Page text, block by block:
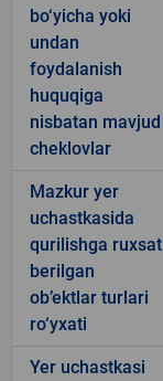
bo‘yicha yoki
undan
foydalanish
huquqiga
nisbatan mavjud
cheklovlar
Mazkur yer
uchastkasida
qurilishga ruxsat
berilgan
ob’ektlar turlari
ro‘yxati
Yer uchastkasi